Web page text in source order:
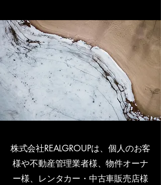
株式会社REALGROUPは、個人のお客
様や不動産管理業者様、物件オーナ
ー様、レンタカー・中古車販売店様